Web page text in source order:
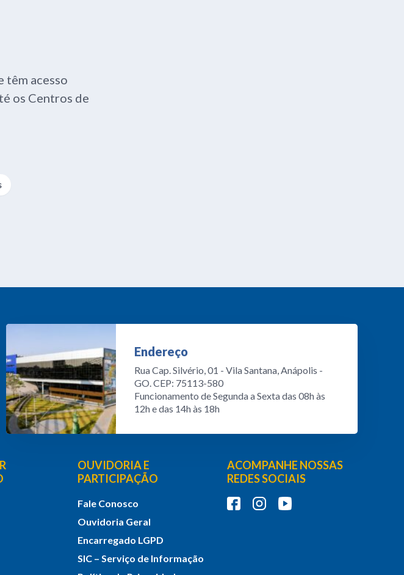
têm acesso
os Centros de
Endereço
Rua Cap. Silvério, 01 - Vila Santana, Anápolis -
GO. CEP: 75113-580
Funcionamento de Segunda a Sexta das 08h às
12h e das 14h às 18h
OUVIDORIA E
PARTICIPAÇÃO
Fale Conosco
Ouvidoria Geral
Encarregado LGPD
SIC – Serviço de Informação
ACOMPANHE NOSSAS
REDES SOCIAIS